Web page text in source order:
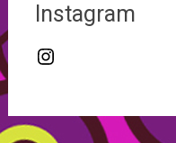
Instagram
Instagram